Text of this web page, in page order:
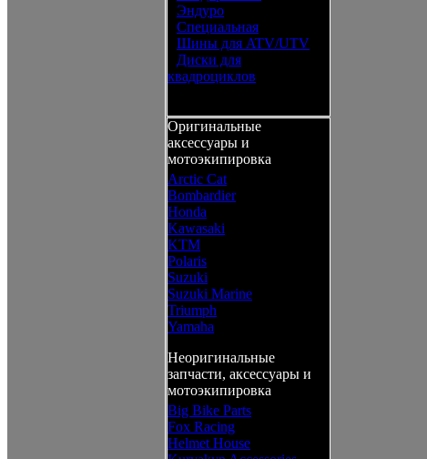
Эндуро
Специальная
Шины для ATV/UTV
Диски для
квадроциклов
Оригинальные
аксессуары и
мотоэкипировка
Arctic Cat
Bombardier
Honda
Kawasaki
KTM
Polaris
Suzuki
Suzuki Marine
Triumph
Yamaha
Неоригинальные
запчасти, аксессуары и
мотоэкипировка
Big Bike Parts
Fox Racing
Helmet House